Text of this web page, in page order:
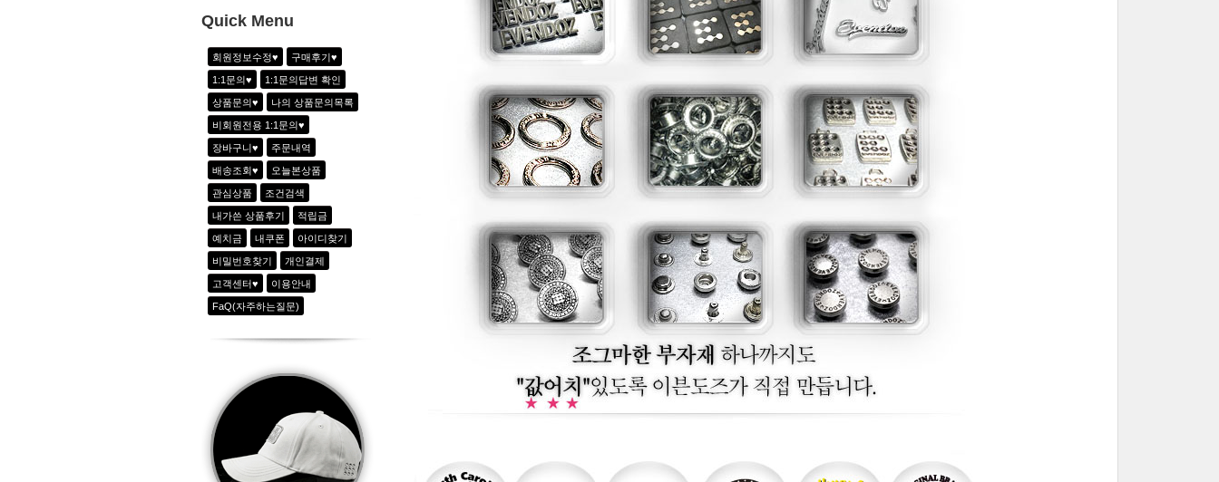
2 하이웨이스트8부 조거팬츠_2color
3 골지 V넥 배색 반팔티_2color
4 투웨이 자수포인트 라운드T_2color
5 그래피티 힙스터 Tee_2color
6 (new)Evendoz 시그니쳐 자수캡_핑크/메탈릭실버
Quick Menu
회원정보수정♥ 구매후기♥
1:1문의♥ 1:1문의답변 확인
상품문의♥ 나의 상품문의목록
비회원전용 1:1문의♥
장바구니♥ 주문내역
배송조회♥ 오늘본상품
관심상품 조건검색
내가쓴 상품후기 적립금
예치금 내쿠폰 아이디찾기
비밀번호찾기 개인결제
고객센터♥ 이용안내
FaQ(자주하는질문)